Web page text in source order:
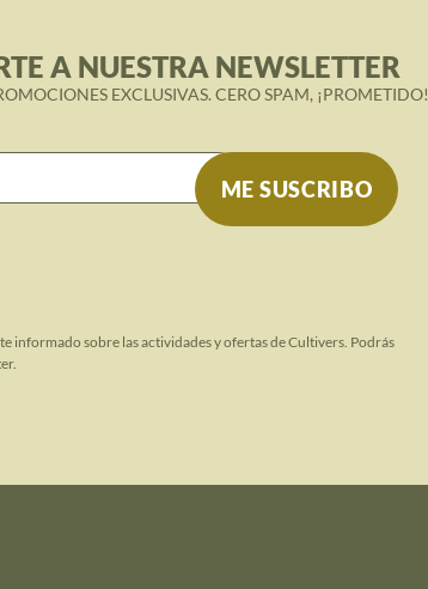
A NUESTRA NEWSLETTER
EXCLUSIVAS. CERO SPAM, ¡PROMETIDO!
informado sobre las actividades y ofertas de Cultivers. Podrás